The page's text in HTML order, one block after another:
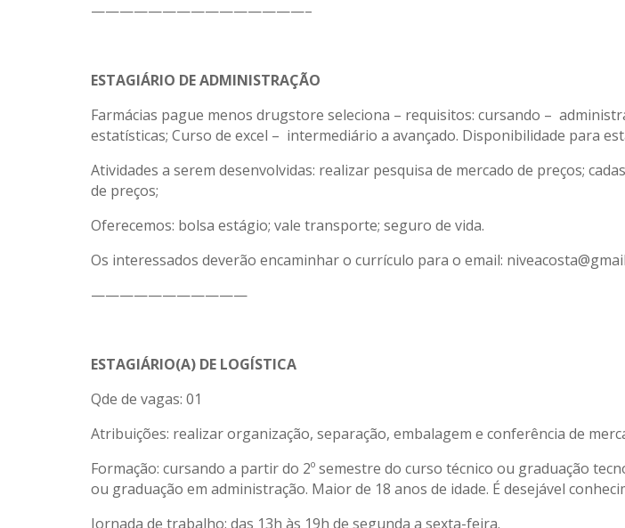
———————————————–
ESTAGIÁRIO DE ADMINISTRAÇÃO
Farmácias pague menos drugstore seleciona – requisitos: cursando –
estatísticas; Curso de excel – intermediário a avançado. Disponibilidade para
Atividades a serem desenvolvidas: realizar pesquisa de mercado de preços;
de preços;
Oferecemos: bolsa estágio; vale transporte; seguro de vida.
Os interessados deverão encaminhar o currículo para o email:
———————————
ESTAGIÁRIO(A) DE LOGÍSTICA
Qde de vagas: 01
Atribuições: realizar organização, separação, embalagem e conferência de
Formação: cursando a partir do 2º semestre do curso técnico ou graduação
ou graduação em administração. Maior de 18 anos de idade. É desejável
Jornada de trabalho: das 13h às 19h de segunda a sexta-feira.